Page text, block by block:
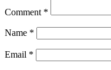
Comment *
Name *
Email *